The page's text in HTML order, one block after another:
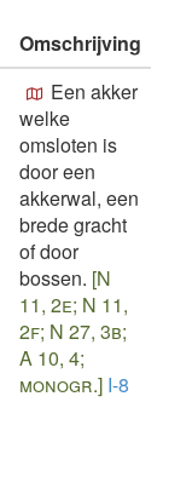
Omschrijving
Een akker
welke
omsloten is
door een
akkerwal, een
brede gracht
of door
bossen. [N
11, 2e; N 11,
2f; N 27, 3b;
A 10, 4;
monogr.] I-8